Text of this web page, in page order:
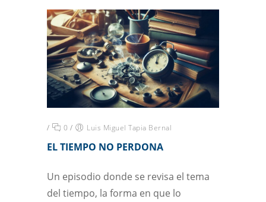
/ 0 / Luis Miguel Tapia Bernal
EL TIEMPO NO PERDONA
Un episodio donde se revisa el tema
del tiempo, la forma en que lo